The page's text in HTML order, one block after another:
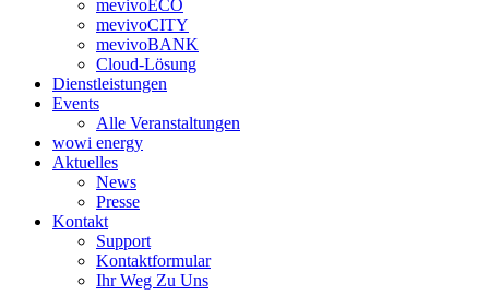
mevivoECO
mevivoCITY
mevivoBANK
Cloud-Lösung
Dienstleistungen
Events
Alle Veranstaltungen
wowi energy
Aktuelles
News
Presse
Kontakt
Support
Kontaktformular
Ihr Weg Zu Uns